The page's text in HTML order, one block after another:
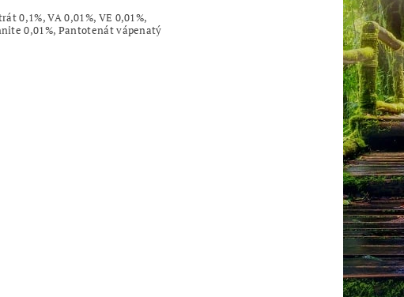
0,1%, VA 0,01%, VE 0,01%,
0,01%, Pantotenát vápenatý